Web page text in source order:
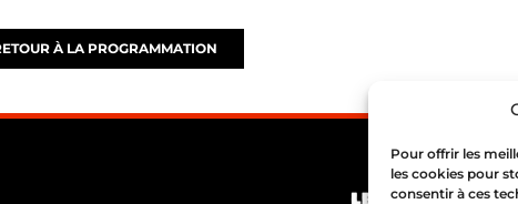
Pour offrir les
les cookies pour
consentir à ces
À LA PROGRAMMATION